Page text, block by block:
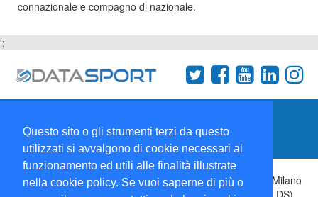
Questo sito o gli strumenti terzi da questo
utilizzati si avvalgono di cookie necessari al
funzionamento ed utili alle finalità illustrate
nella cookie policy. Se vuoi saperne di più o
connazionale e compagno di nazionale.
';
Collabora con noi
Copyright 1995-2026 © Wise Srl Via Palmanova 8 20132 Milano
Italia - P. IVA 09072090963 | ISSN: 2499-2925 (DataSport DS)